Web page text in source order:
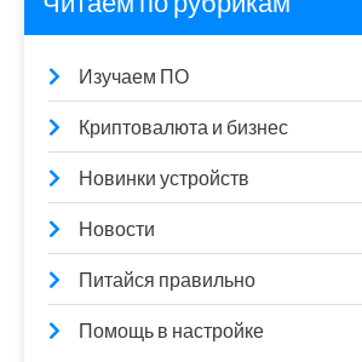
Изучаем ПО
Криптовалюта и бизнес
Новинки устройств
Новости
Питайся правильно
Помощь в настройке